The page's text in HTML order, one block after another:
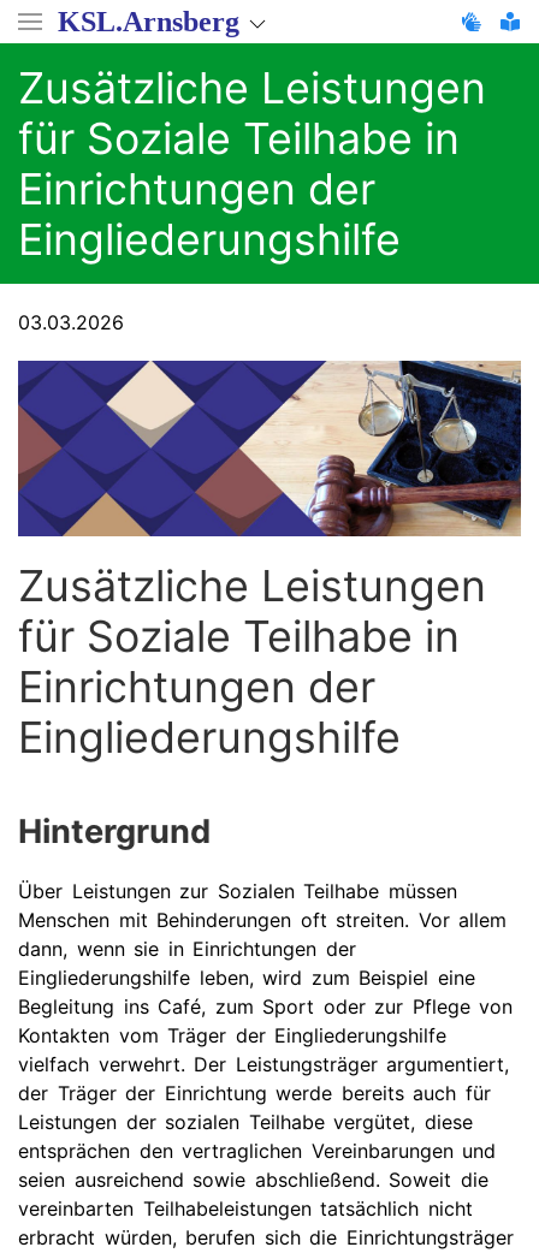
Direkt
zum
Inhalt
KSL.Arnsberg
Zusätzliche Leistungen
für Soziale Teilhabe in
Einrichtungen der
Eingliederungshilfe
03.03.2026
Zusätzliche Leistungen
für Soziale Teilhabe in
Einrichtungen der
Eingliederungshilfe
Hintergrund
Über Leistungen zur Sozialen Teilhabe müssen
Menschen mit Behinderungen oft streiten. Vor allem
dann, wenn sie in Einrichtungen der
Eingliederungshilfe leben, wird zum Beispiel eine
Begleitung ins Café, zum Sport oder zur Pflege von
Kontakten vom Träger der Eingliederungshilfe
vielfach verwehrt. Der Leistungsträger argumentiert,
der Träger der Einrichtung werde bereits auch für
Leistungen der sozialen Teilhabe vergütet, diese
entsprächen den vertraglichen Vereinbarungen und
seien ausreichend sowie abschließend. Soweit die
vereinbarten Teilhabeleistungen tatsächlich nicht
erbracht würden, berufen sich die Einrichtungsträger